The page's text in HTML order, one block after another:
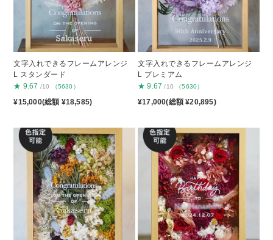
文字入れできるフレームアレンジ
L スタンダード
★ 9.67 /10 （5630）
¥15,000(総額 ¥18,585)
文字入れできるフレームアレンジ
L プレミアム
★ 9.67 /10 （5630）
¥17,000(総額 ¥20,895)